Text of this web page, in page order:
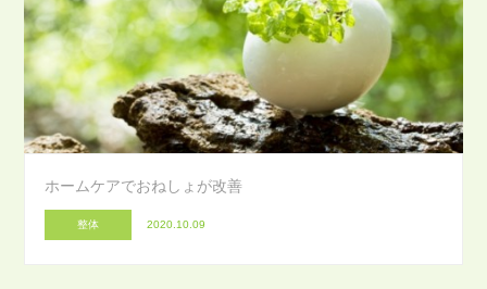
ホームケアでおねしょが改善
整体 2020.10.09